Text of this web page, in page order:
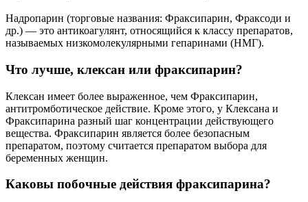
Надропарин (торговые названия: Фраксипарин, Фраксоди и
др.) — это антикоагулянт, относящийся к классу препаратов,
называемых низкомолекулярными гепаринами (НМГ).
Что лучше, клексан или фраксипарин?
Клексан имеет более выраженное, чем Фраксипарин,
антитромботическое действие. Кроме этого, у Клексана и
Фраксипарина разный шаг концентрации действующего
вещества. Фраксипарин является более безопасным
препаратом, поэтому считается препаратом выбора для
беременных женщин.
Каковы побочные действия фраксипарина?